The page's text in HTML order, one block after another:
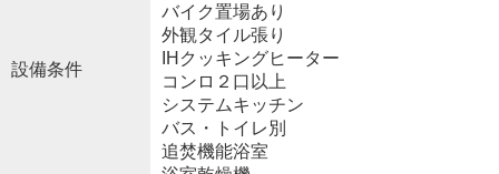
設備条件
バイク置場あり
外観タイル張り
IHクッキングヒーター
コンロ２口以上
システムキッチン
バス・トイレ別
追焚機能浴室